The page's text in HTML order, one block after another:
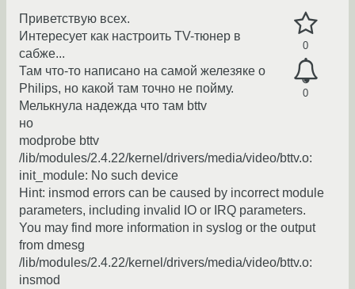
0
0
Приветствую всех.
Интересует как настроить TV-тюнер в
сабже...
Там что-то написано на самой железяке о
Philips, но какой там точно не пойму.
Мелькнула надежда что там bttv
но
modprobe bttv
/lib/modules/2.4.22/kernel/drivers/media/video/bttv.o:
init_module: No such device
Hint: insmod errors can be caused by incorrect module
parameters, including invalid IO or IRQ parameters.
You may find more information in syslog or the output
from dmesg
/lib/modules/2.4.22/kernel/drivers/media/video/bttv.o:
insmod